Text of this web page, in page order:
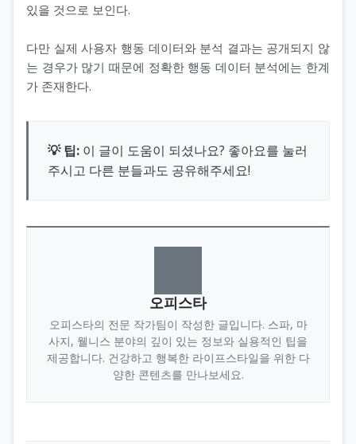
있을 것으로 보인다.
다만 실제 사용자 행동 데이터와 분석 결과는 공개되지 않
는 경우가 많기 때문에 정확한 행동 데이터 분석에는 한계
가 존재한다.
💡 팁: 이 글이 도움이 되셨나요? 좋아요를 눌러
주시고 다른 분들과도 공유해주세요!
오피스타
오피스타의 전문 작가팀이 작성한 글입니다. 스파, 마
사지, 웰니스 분야의 깊이 있는 정보와 실용적인 팁을
제공합니다. 건강하고 행복한 라이프스타일을 위한 다
양한 콘텐츠를 만나보세요.